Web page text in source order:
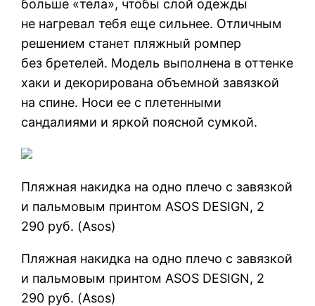
больше «тела», чтобы слой одежды
не нагревал тебя еще сильнее. Отличным
решением станет пляжный ромпер
без бретелей. Модель выполнена в оттенке
хаки и декорирована объемной завязкой
на спине. Носи ее с плетенными
сандалиями и яркой поясной сумкой.
Пляжная накидка на одно плечо с завязкой
и пальмовым принтом ASOS DESIGN, 2
290 руб. (Asos)
Пляжная накидка на одно плечо с завязкой
и пальмовым принтом ASOS DESIGN, 2
290 руб. (Asos)